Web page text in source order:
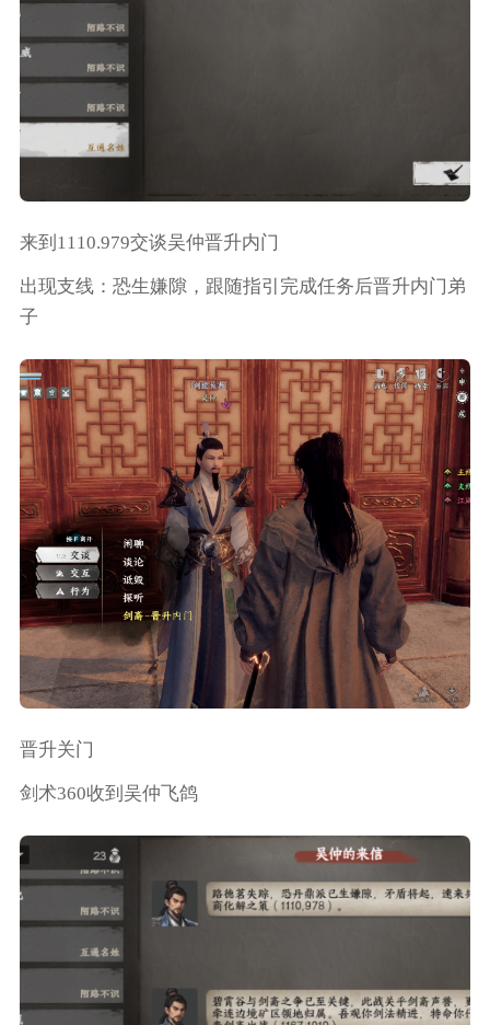
来到1110.979交谈吴仲晋升内门
出现支线：恐生嫌隙，跟随指引完成任务后晋升内门弟
子
晋升关门
剑术360收到吴仲飞鸽